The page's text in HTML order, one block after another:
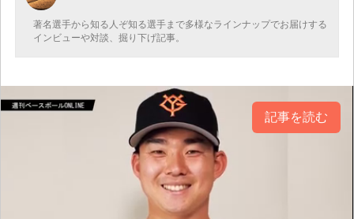
著名選手から知る人ぞ知る選手まで多様なラインナップでお届けする
インビューや対談、掘り下げ記事。
記事を読む